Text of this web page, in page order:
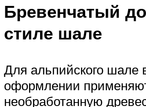
Бревенчатый
стиле шале
Для альпийского шале
оформлении
необработанную